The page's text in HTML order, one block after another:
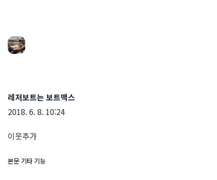
레저보트는 보트맥스
2018. 6. 8. 10:24
이웃추가
본문 기타 기능